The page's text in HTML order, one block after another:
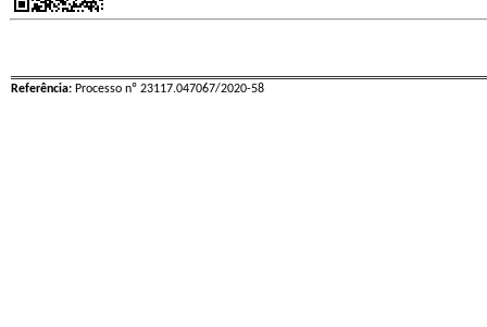
Referência: Processo nº 23117.047067/2020-58